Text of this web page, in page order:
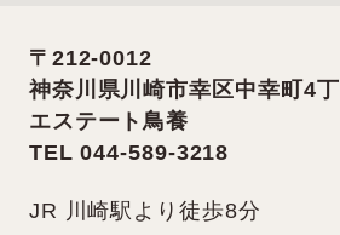
〒212-0012
神奈川県川崎市幸区中幸町4
エステート鳥養
TEL 044-589-3218
JR 川崎駅より徒歩8分